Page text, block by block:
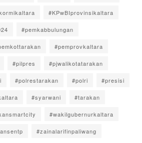
#KPwBIprovinsikaltara
#pemkabbulungan
#pemprovkaltara
#pilpres #pjwalikotatarakan
#polrestarakan #polri #presisi
#syarwani #tarakan
#wakilgubernurkaltara
#zainalarifinpaliwang